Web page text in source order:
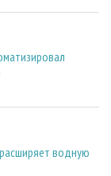
водную